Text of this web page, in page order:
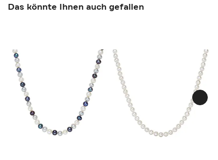
Das könnte Ihnen auch gefallen